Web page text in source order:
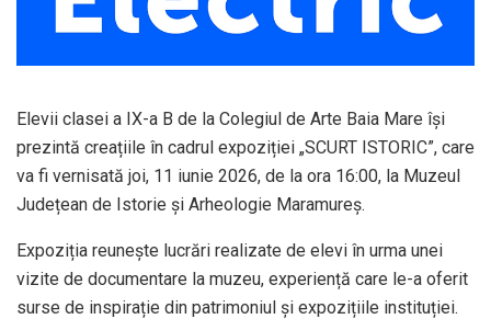
Elevii clasei a IX-a B de la Colegiul de Arte Baia Mare își
prezintă creațiile în cadrul expoziției „SCURT ISTORIC”, care
va fi vernisată joi, 11 iunie 2026, de la ora 16:00, la Muzeul
Județean de Istorie și Arheologie Maramureș.
Expoziția reunește lucrări realizate de elevi în urma unei
vizite de documentare la muzeu, experiență care le-a oferit
surse de inspirație din patrimoniul și expozițiile instituției.